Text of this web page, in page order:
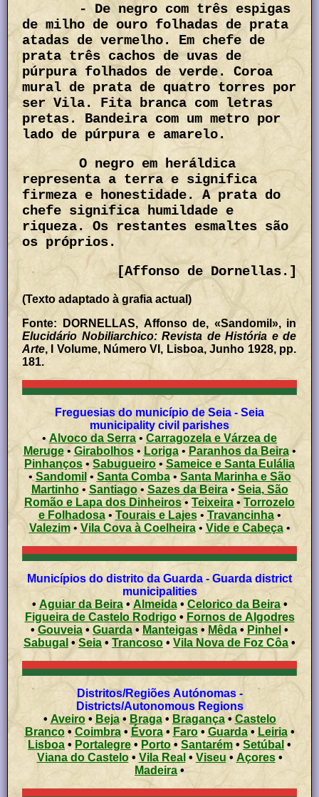
- De negro com três espigas
de milho de ouro folhadas de prata
atadas de vermelho. Em chefe de
prata três cachos de uvas de
púrpura folhados de verde. Coroa
mural de prata de quatro torres por
ser Vila. Fita branca com letras
pretas. Bandeira com um metro por
lado de púrpura e amarelo.
O negro em heráldica
representa a terra e significa
firmeza e honestidade. A prata do
chefe significa humildade e
riqueza. Os restantes esmaltes são
os próprios.
[Affonso de Dornellas.]
(Texto adaptado à grafia actual)
Fonte: DORNELLAS, Affonso de, «Sandomil», in
Elucidário Nobiliarchico: Revista de História e de
Arte, I Volume, Número VI, Lisboa, Junho 1928, pp.
181.
Freguesias do município de Seia - Seia
municipality civil parishes
•Alvoco da Serra • Carragozela e Várzea de
Meruge • Girabolhos• Loriga• Paranhos da Beira •
Pinhanços • Sabugueiro •Sameice e Santa Eulália
• Sandomil • Santa Comba•Santa Marinha e São
Martinho• Santiago• Sazes da Beira• Seia, São
Romão e Lapa dos Dinheiros• Teixeira •Torrozelo
e Folhadosa• Tourais e Lajes• Travancinha•
Valezim• Vila Cova à Coelheira• Vide e Cabeça •
Municípios do distrito da Guarda - Guarda district
municipalities
• Aguiar da Beira• Almeida• Celorico da Beira•
Figueira de Castelo Rodrigo• Fornos de Algodres
• Gouveia •Guarda• Manteigas • Mêda • Pinhel •
Sabugal • Seia • Trancoso • Vila Nova de Foz Côa •
Distritos/Regiões Autónomas -
Districts/Autonomous Regions
• Aveiro• Beja• Braga• Bragança•Castelo
Branco• Coimbra• Évora• Faro• Guarda• Leiria•
Lisboa • Portalegre • Porto• Santarém • Setúbal •
Viana do Castelo• Vila Real • Viseu • Açores •
Madeira •